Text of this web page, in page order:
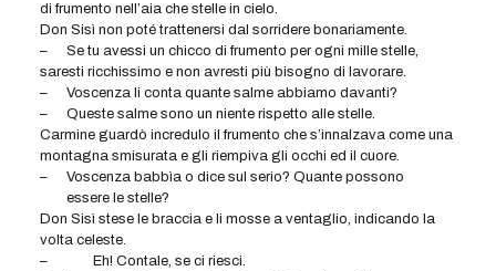
di frumento nell’aia che stelle in cielo.
Don Sisì non poté trattenersi dal sorridere bonariamente.
–
Se tu avessi un chicco di frumento per ogni mille stelle,
saresti ricchissimo e non avresti più bisogno di lavorare.
–
Voscenza li conta quante salme abbiamo davanti?
–
Queste salme sono un niente rispetto alle stelle.
Carmine guardò incredulo il frumento che s’innalzava come una
montagna smisurata e gli riempiva gli occhi ed il cuore.
–
Voscenza babbìa o dice sul serio? Quante possono
essere le stelle?
Don Sisì stese le braccia e li mosse a ventaglio, indicando la
volta celeste.
–
Eh! Contale, se ci riesci.